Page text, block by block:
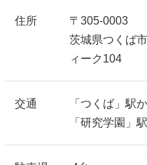
住所
〒305-0003
茨城県つくば
ィーク104
交通
「つくば」駅
「研究学園」